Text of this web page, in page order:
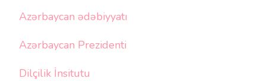
Azərbaycan ədəbiyyatı
Azərbaycan Prezidenti
Dilçilik İnsitutu